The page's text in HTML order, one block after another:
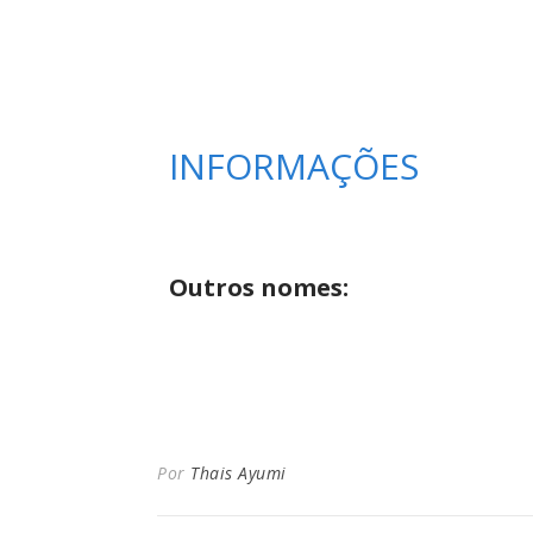
INFORMAÇÕES
Outros nomes:
Por Thais Ayumi